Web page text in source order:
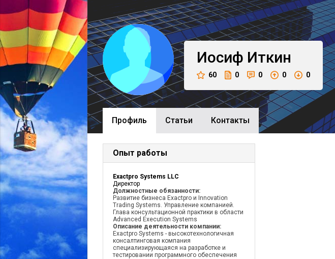
Иосиф Иткин
60 0 0 0 0
Профиль Cтатьи Контакты
Опыт работы
Exactpro Systems LLC
Директор
Должностные обязанности:
Развитие бизнеса Exactpro и Innovation
Trading Systems. Управление компанией.
Глава консультационной практики в области
Advanced Execution Systems
Описание деятельности компании:
Exactpro Systems - высокотехнологичная
консалтинговая компания
специализирующаяся на разработке и
тестировании программного обеспечения